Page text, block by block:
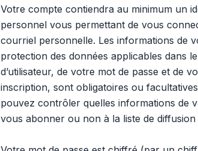
Votre compte contiendra au minimum un
personnel vous permettant de vous
courriel personnelle. Les informations de
protection des données applicables dans
d’utilisateur, de votre mot de passe et de
inscription, sont obligatoires ou
pouvez contrôler quelles informations de
vous abonner ou non à la liste de